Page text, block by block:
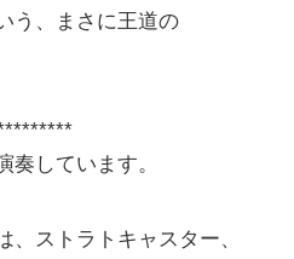
う、まさに王道の
奏しています。
、ストラトキャスター、